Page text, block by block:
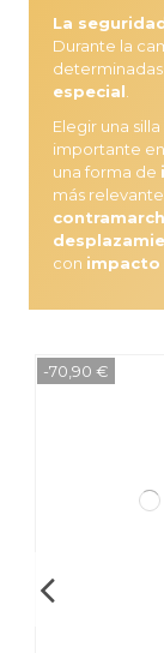
Britax Römer
BeSafe iZi
La
Durante la
determinadas
especial
Elegir una
importante
una forma de
más
con impacto
-70,90 €